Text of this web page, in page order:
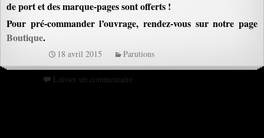
de port et des marque-pages sont offerts !
Pour pré-commanderl’ouvrage, rendez-vous sur notre page
Boutique.
18 avril 2015 Parutions
Laisser un commentaire